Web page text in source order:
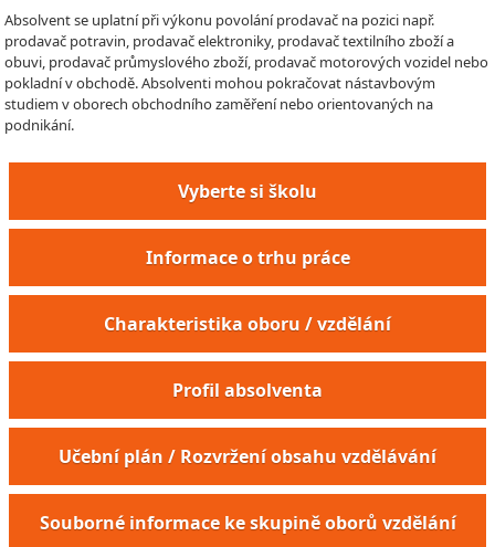
Absolvent se uplatní při výkonu povolání prodavač na pozici např.
prodavač potravin, prodavač elektroniky, prodavač textilního zboží a
obuvi, prodavač průmyslového zboží, prodavač motorových vozidel nebo
pokladní v obchodě. Absolventi mohou pokračovat nástavbovým
studiem v oborech obchodního zaměření nebo orientovaných na
podnikání.
Vyberte si školu
Informace o trhu práce
Charakteristika oboru / vzdělání
Profil absolventa
Učební plán / Rozvržení obsahu vzdělávání
Souborné informace ke skupině oborů vzdělání